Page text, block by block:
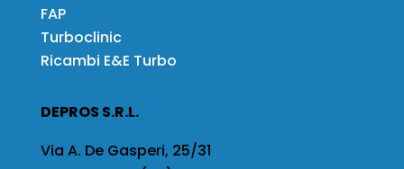
FAP
Turboclinic
Ricambi E&E Turbo
DEPROS S.R.L.
Via A. De Gasperi, 25/31